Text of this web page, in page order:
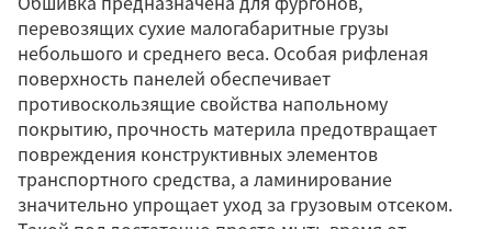
перевозящих сухие малогабаритные грузы
небольшого и среднего веса. Особая рифленая
поверхность панелей обеспечивает
противоскользящие свойства напольному
покрытию, прочность материла предотвращает
повреждения конструктивных элементов
транспортного средства, а ламинирование
значительно упрощает уход за грузовым отсеком.